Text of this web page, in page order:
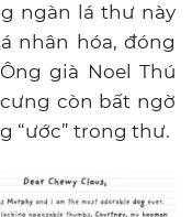
ngàn lá thư này
nhân hóa, đóng
già Noel Thú
còn bất ngờ
“ước” trong thư.